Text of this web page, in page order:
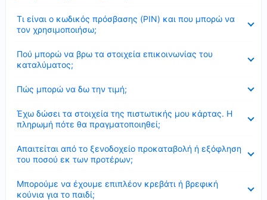
Τι είναι ο κωδικός πρόσβασης (PIN) και που μπορώ να
τον χρησιμοποιήσω;
Πού μπορώ να βρω τα στοιχεία επικοινωνίας του
καταλύματος;
Πώς μπορώ να δω την τιμή;
Έχω δώσει τα στοιχεία της πιστωτικής μου κάρτας. Η
πληρωμή πότε θα πραγματοποιηθεί;
Απαιτείται από το ξενοδοχείο προκαταβολή ή εξόφληση
του ποσού εκ των προτέρων;
Μπορούμε να έχουμε επιπλέον κρεβάτι ή βρεφική
κούνια για το παιδί;